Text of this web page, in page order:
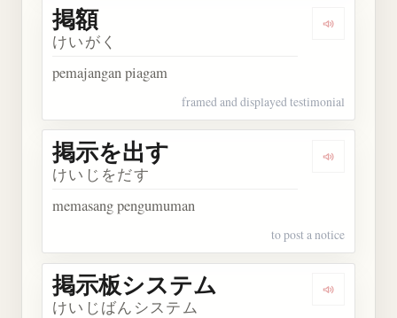
Dengarkan
掲額
けいがく
pemajangan piagam
framed and displayed testimonial
Dengarkan
掲示を出す
けいじをだす
memasang pengumuman
to post a notice
Dengarkan
掲示板システム
けいじばんシステム